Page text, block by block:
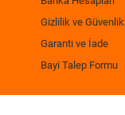
Gizlilik ve Güvenlik
Garanti ve İade
Bayi Talep Formu